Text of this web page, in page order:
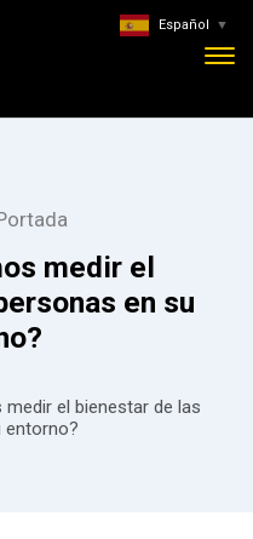
medir el
en su
el bienestar de las
entorno?
Español ▼